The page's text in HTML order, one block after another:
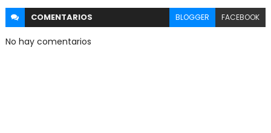
COMENTARIOS BLOGGER FACEBOOK
No hay comentarios